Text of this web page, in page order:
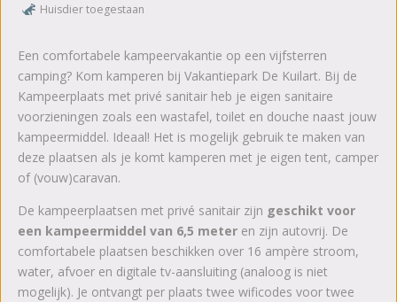
Huisdier toegestaan
Een comfortabele kampeervakantie op een vijfsterren
camping? Kom kamperen bij Vakantiepark De Kuilart. Bij de
Kampeerplaats met privé sanitair heb je eigen sanitaire
voorzieningen zoals een wastafel, toilet en douche naast jouw
kampeermiddel. Ideaal! Het is mogelijk gebruik te maken van
deze plaatsen als je komt kamperen met je eigen tent, camper
of (vouw)caravan.
De kampeerplaatsen met privé sanitair zijn geschikt voor
een kampeermiddel van 6,5 meter en zijn autovrij. De
comfortabele plaatsen beschikken over 16 ampère stroom,
water, afvoer en digitale tv-aansluiting (analoog is niet
mogelijk). Je ontvangt per plaats twee wificodes voor twee